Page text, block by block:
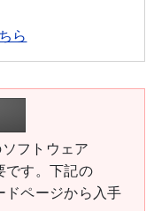
ら
フトウェア
です。下記の
ドページから入手